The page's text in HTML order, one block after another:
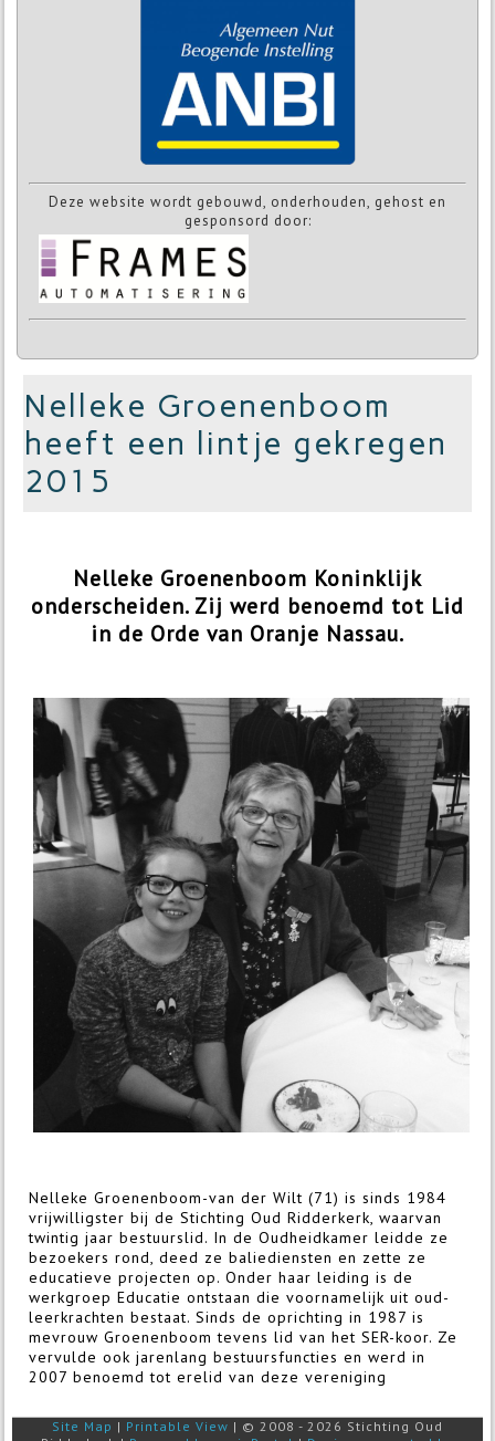
Deze website wordt gebouwd, onderhouden, gehost en
gesponsord door:
Nelleke Groenenboom
heeft een lintje gekregen
2015
Nelleke Groenenboom Koninklijk
onderscheiden. Zij werd benoemd tot Lid
in de Orde van Oranje Nassau.
Nelleke Groenenboom-van der Wilt (71) is sinds 1984
vrijwilligster bij de Stichting Oud Ridderkerk, waarvan
twintig jaar bestuurslid. In de Oudheidkamer leidde ze
bezoekers rond, deed ze baliediensten en zette ze
educatieve projecten op. Onder haar leiding is de
werkgroep Educatie ontstaan die voornamelijk uit oud-
leerkrachten bestaat. Sinds de oprichting in 1987 is
mevrouw Groenenboom tevens lid van het SER-koor. Ze
vervulde ook jarenlang bestuursfuncties en werd in
2007 benoemd tot erelid van deze vereniging
Site Map | Printable View | © 2008 - 2026 Stichting Oud